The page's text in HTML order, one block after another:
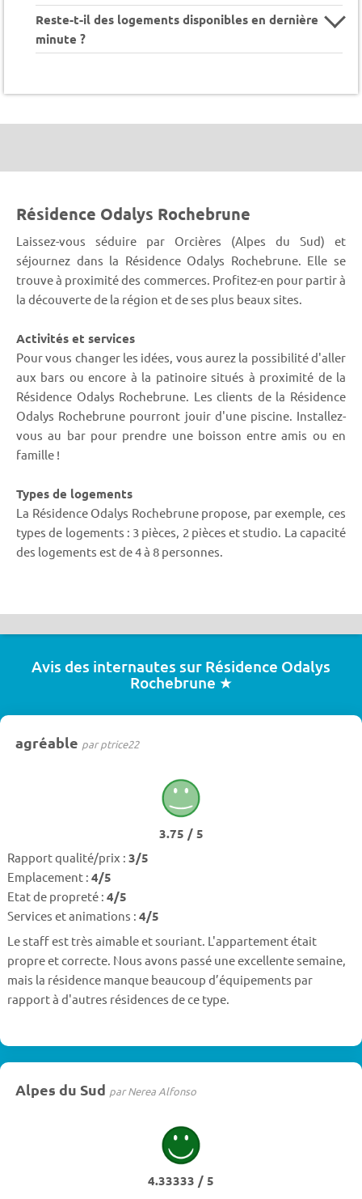
Reste-t-il des logements disponibles en dernière
minute ?
Résidence Odalys Rochebrune
Laissez-vous séduire par Orcières (Alpes du Sud) et
séjournez dans la Résidence Odalys Rochebrune. Elle se
trouve à proximité des commerces. Profitez-en pour partir à
la découverte de la région et de ses plus beaux sites.
Activités et services
Pour vous changer les idées, vous aurez la possibilité d'aller
aux bars ou encore à la patinoire situés à proximité de la
Résidence Odalys Rochebrune. Les clients de la Résidence
Odalys Rochebrune pourront jouir d'une piscine. Installez-
vous au bar pour prendre une boisson entre amis ou en
famille !
Types de logements
La Résidence Odalys Rochebrune propose, par exemple, ces
types de logements : 3 pièces, 2 pièces et studio. La capacité
des logements est de 4 à 8 personnes.
Avis des internautes sur Résidence Odalys
Rochebrune ★
agréable par ptrice22
3.75 / 5
Rapport qualité/prix : 3/5
Emplacement : 4/5
Etat de propreté : 4/5
Services et animations : 4/5
Le staff est très aimable et souriant. L'appartement était
propre et correcte. Nous avons passé une excellente semaine,
mais la résidence manque beaucoup d’équipements par
rapport à d'autres résidences de ce type.
Alpes du Sud par Nerea Alfonso
4.33333 / 5